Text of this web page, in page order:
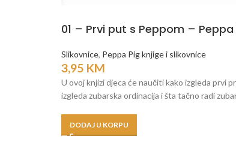
01 – Prvi put s Peppom –
Slikovnice, Peppa Pig knjige i slikovnice
3,95 KM
U ovoj knjizi djeca će naučiti kako izgleda prvi
izgleda zubarska ordinacija i šta tačno radi
DODAJ U KORPU